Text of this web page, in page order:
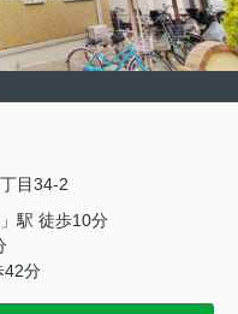
目34-2
」駅 徒歩10分
42分